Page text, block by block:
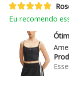
Eu recomendo